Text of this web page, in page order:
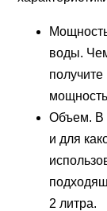
воды.
Объем. В
и для
2 литра.